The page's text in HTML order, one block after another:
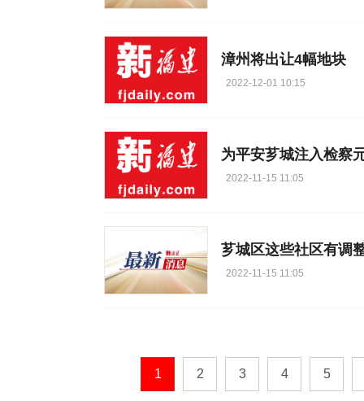
漳州将出让4幅地块
2022-12-01 10:15
为平安芗城注入检察
2022-11-15 11:05
芗城区这些社区有调
2022-11-15 11:05
1 2 3 4 5